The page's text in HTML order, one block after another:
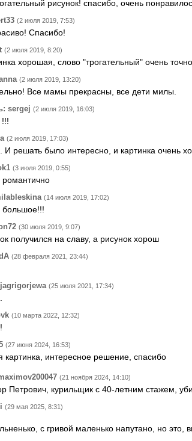
рисунок! спасибо, очень
(2 июля 2019, 7:53)
Спасибо!
(2 июля 2019, 8:20)
хорошая, слово "трогательный" очень
(2 июля 2019, 13:20)
Все мамы прекрасны, все дети милы.
sergej (2 июля 2019, 16:03)
!!!
(2 июля 2019, 17:03)
И решать было интересно, и картинка очень
(3 июля 2019, 0:55)
романтично
(14 июля 2019, 17:02)
большое!!!
(30 июля 2019, 9:07)
получился на славу, а рисунок хорош
(28 февраля 2021, 23:44)
(25 июля 2021, 17:34)
(10 марта 2022, 12:32)
(27 июня 2024, 16:53)
картинка, интересное решение, спасибо
(21 ноября 2024, 14:10)
Петрович, курильщик с 40-летним стажем,
(29 мая 2025, 8:31)
с гривой маленько напутано, но это,